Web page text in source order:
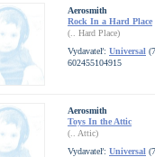
Aerosmith
Rock In a Hard Place
(.. Hard Place)
Vydavateľ: Universal
602455104915
Aerosmith
Toys In the Attic
(.. Attic)
Vydavateľ: Universal